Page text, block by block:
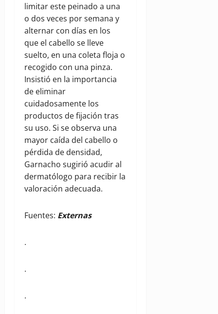
limitar este peinado a una
o dos veces por semana y
alternar con días en los
que el cabello se lleve
suelto, en una coleta floja o
recogido con una pinza.
Insistió en la importancia
de eliminar
cuidadosamente los
productos de fijación tras
su uso. Si se observa una
mayor caída del cabello o
pérdida de densidad,
Garnacho sugirió acudir al
dermatólogo para recibir la
valoración adecuada.
Fuentes: Externas
.
.
.